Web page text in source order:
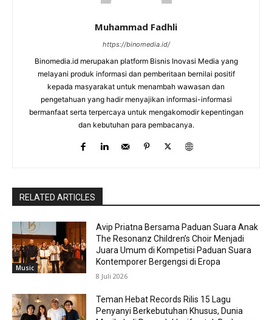
Muhammad Fadhli
https://binomedia.id/
Binomedia.id merupakan platform Bisnis Inovasi Media yang
melayani produk informasi dan pemberitaan bernilai positif
kepada masyarakat untuk menambah wawasan dan
pengetahuan yang hadir menyajikan informasi-informasi
bermanfaat serta terpercaya untuk mengakomodir kepentingan
dan kebutuhan para pembacanya.
RELATED ARTICLES
Music
Avip Priatna Bersama Paduan Suara Anak
The Resonanz Children’s Choir Menjadi
Juara Umum di Kompetisi Paduan Suara
Kontemporer Bergengsi di Eropa
8 Juli 2026
Teman Hebat Records Rilis 15 Lagu
Penyanyi Berkebutuhan Khusus, Dunia